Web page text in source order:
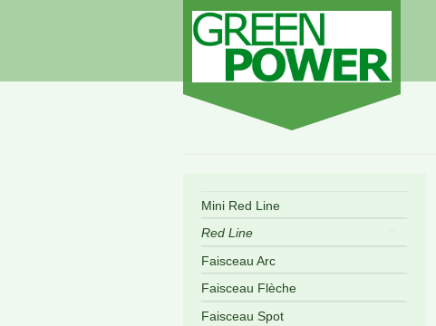
Mini Red Line
Red Line
Faisceau Arc
Faisceau Flèche
Faisceau Spot